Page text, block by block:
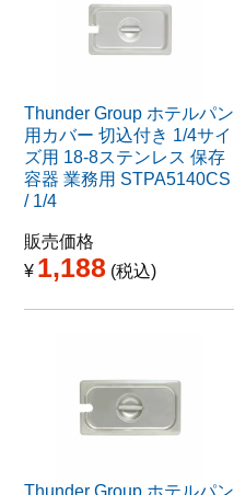
Thunder Group ホテルパン
用カバー 切込付き 1/4サイ
ズ用 18-8ステンレス 保存
容器 業務用 STPA5140CS
/ 1/4
販売価格
¥ 1,188 税込